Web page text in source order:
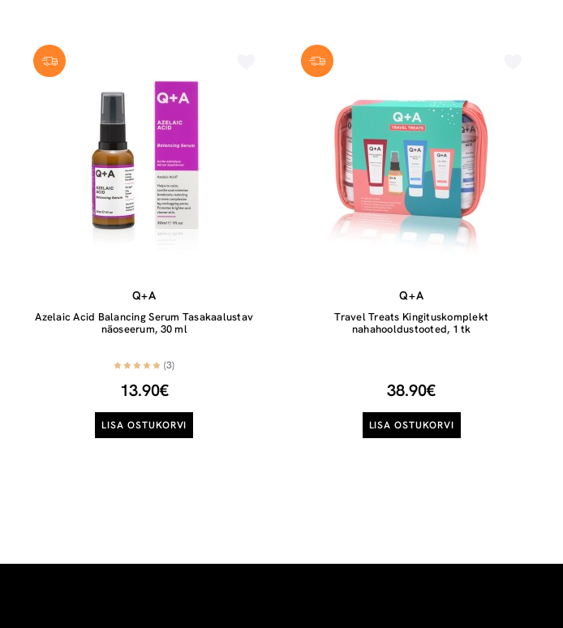
Q+A
Azelaic Acid Balancing Serum Tasakaalustav
näoseerum, 30 ml
(3)
13.90€
LISA OSTUKORVI
Q+A
Travel Treats Kingituskomplekt
nahahooldustooted, 1 tk
38.90€
LISA OSTUKORVI